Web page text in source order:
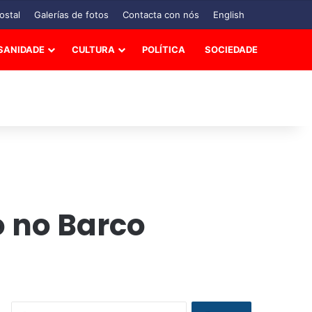
Galerías de fotos Contacta con nós English
CULTURA POLÍTICA SOCIEDADE
Barco